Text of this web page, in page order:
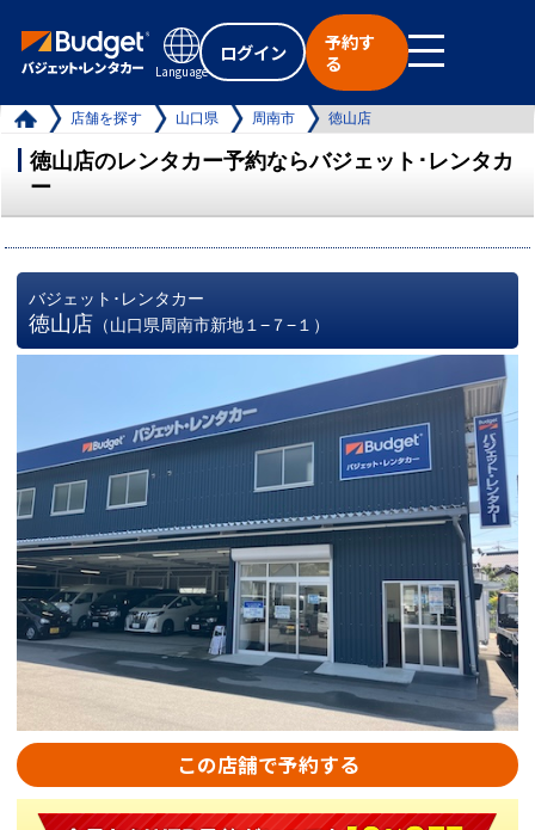
Language
ログイン
予約す
る
店舗を探す 山口県 周南市 徳山店
徳山店のレンタカー予約ならバジェット･レンタカ
ー
バジェット･レンタカー
徳山店 （山口県周南市新地１−７−１）
この店舗で予約する